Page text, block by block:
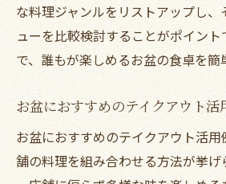
予約や時間指定でテイク
現在地周辺テイクアウト
点
千林商店街テイクアウト
ト
な料理ジャンルをリストアップし、
ューを比較検討することがポイン
で、誰もが楽しめるお盆の食卓を簡
お盆におすすめのテイクアウト活
お盆におすすめのテイクアウト活
舗の料理を組み合わせる方法が挙げ